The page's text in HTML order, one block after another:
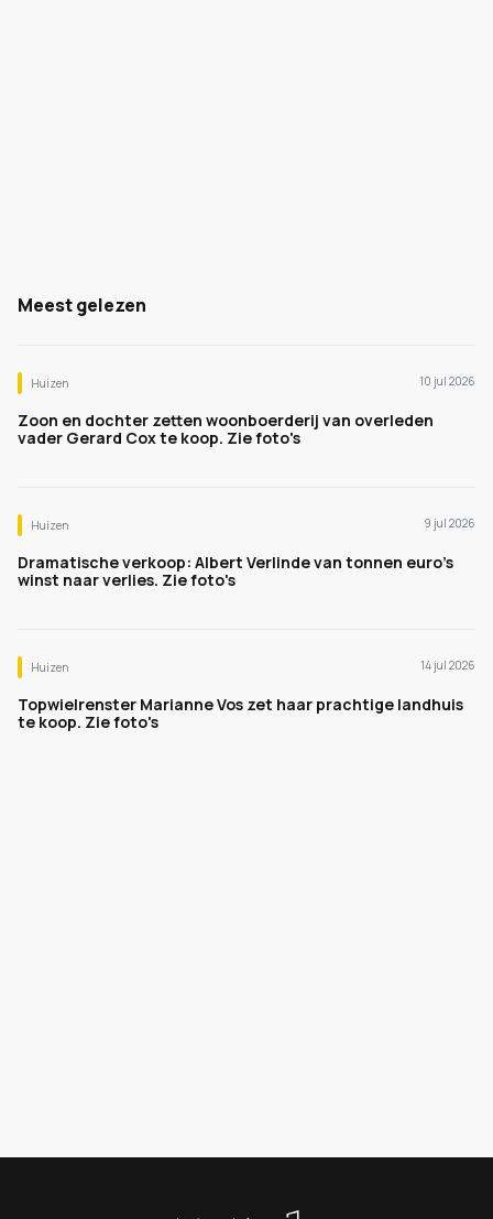
Meest gelezen
Huizen 10 jul 2026
Zoon en dochter zetten woonboerderij van overleden
vader Gerard Cox te koop. Zie foto's
Huizen 9 jul 2026
Dramatische verkoop: Albert Verlinde van tonnen euro's
winst naar verlies. Zie foto's
Huizen 14 jul 2026
Topwielrenster Marianne Vos zet haar prachtige landhuis
te koop. Zie foto's